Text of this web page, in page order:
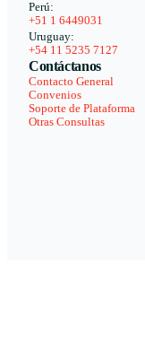
Perú:
+51 1 6449031
Uruguay:
+54 11 5235 7127
Contáctanos
Contacto General
Convenios
Soporte de Plataforma
Otras Consultas